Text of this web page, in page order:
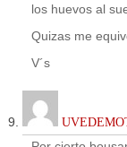
los huevos al
Quizas me
V´s